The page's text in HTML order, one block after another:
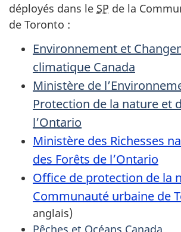
déployés dans le SP de la
de Toronto :
Environnement et
climatique Canada
Ministère de
Protection de la nature et
l’Ontario
Ministère des Richesses
des Forêts de l’Ontario
Office de protection de la
Communauté urbaine de
anglais)
Pêches et Océans Canada